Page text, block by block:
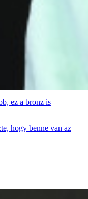
ez a bronz is
hogy benne van az